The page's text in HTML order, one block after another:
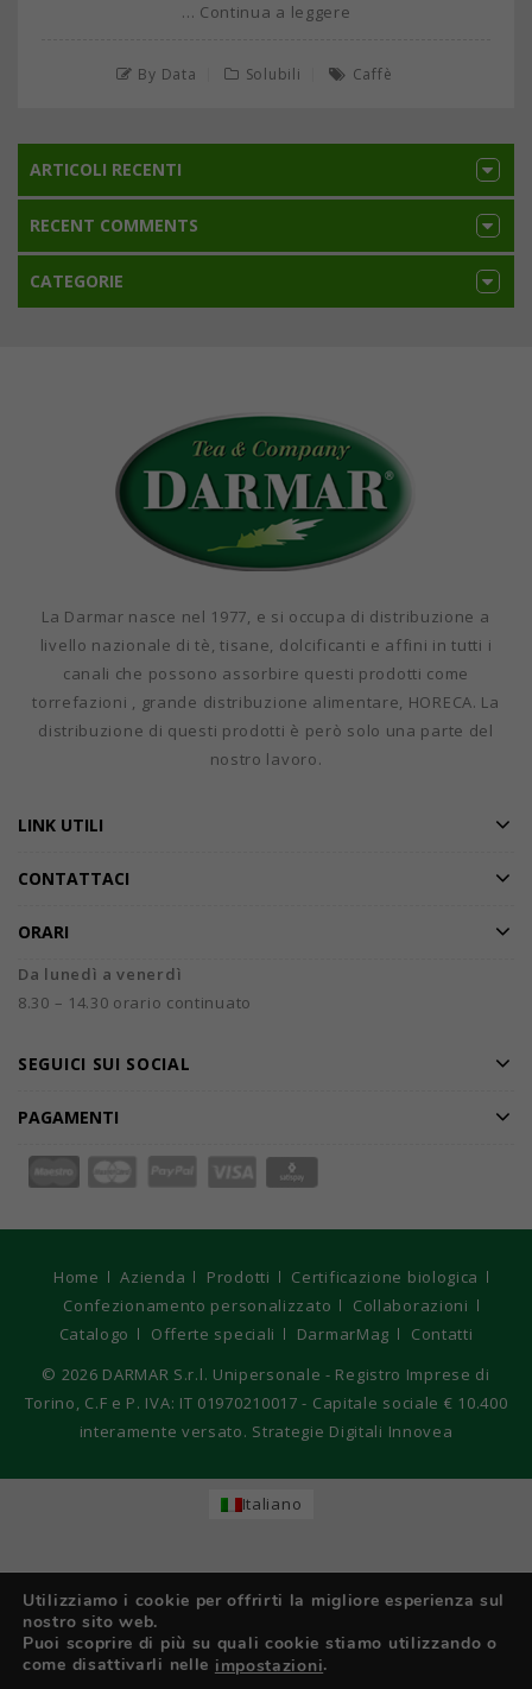
… Continua a leggere
By Data Solubili Caffè
ARTICOLI RECENTI
RECENT COMMENTS
CATEGORIE
La Darmar nasce nel 1977, e si occupa di distribuzione a
livello nazionale di tè, tisane, dolcificanti e affini in tutti i
canali che possono assorbire questi prodotti come
torrefazioni , grande distribuzione alimentare, HORECA. La
distribuzione di questi prodotti è però solo una parte del
nostro lavoro.
LINK UTILI
CONTATTACI
ORARI
Da lunedì a venerdì
8.30 – 14.30 orario continuato
SEGUICI SUI SOCIAL
PAGAMENTI
Home Azienda Prodotti
Certificazione biologica
Confezionamento personalizzato
Collaborazioni
Catalogo
Offerte speciali DarmarMag
Contatti
© 2026 DARMAR S.r.l. Unipersonale - Registro Imprese di
Torino, C.F e P. IVA: IT 01970210017 - Capitale sociale € 10.400
interamente versato. Strategie Digitali Innovea
Utilizziamo i cookie per offrirti la migliore esperienza sul
nostro sito web.
Puoi scoprire di più su quali cookie stiamo utilizzando o
come disattivarli nelle impostazioni.
Italiano